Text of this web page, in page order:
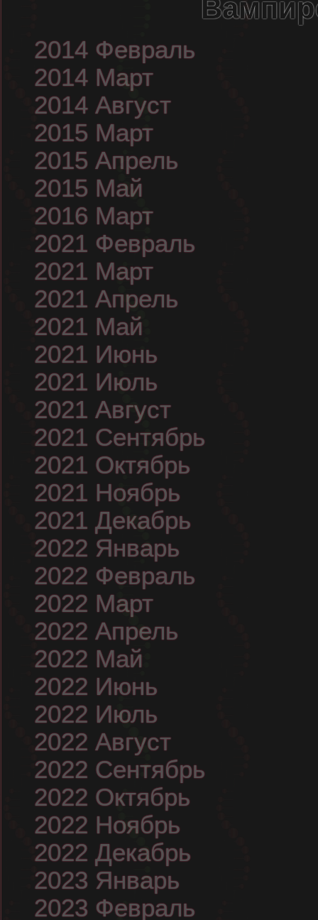
2014 Февраль
2014 Март
2014 Август
2015 Март
2015 Апрель
2015 Май
2016 Март
2021 Февраль
2021 Март
2021 Апрель
2021 Май
2021 Июнь
2021 Июль
2021 Август
2021 Сентябрь
2021 Октябрь
2021 Ноябрь
2021 Декабрь
2022 Январь
2022 Февраль
2022 Март
2022 Апрель
2022 Май
2022 Июнь
2022 Июль
2022 Август
2022 Сентябрь
2022 Октябрь
2022 Ноябрь
2022 Декабрь
2023 Январь
2023 Февраль